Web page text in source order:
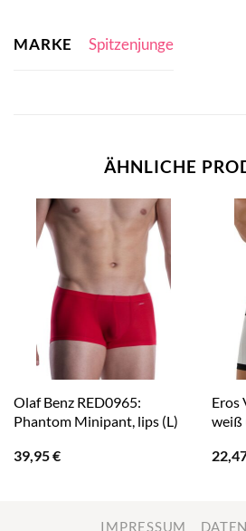
MARKE Spitzenjunge
ÄHNLICHE
Olaf Benz RED0965:
Phantom Minipant, lips (L)
39,95€
Eros
weiß
IMPRESSUM